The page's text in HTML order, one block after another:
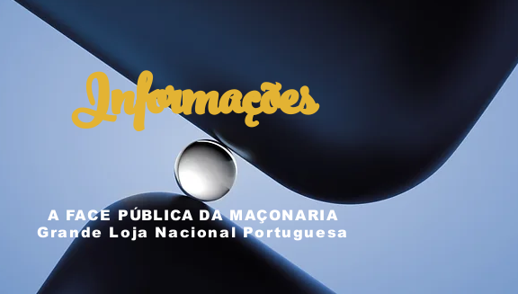
Informações
A FACEPÚBLICA DA MAÇONARIA
Grande Loja Nacional Portuguesa